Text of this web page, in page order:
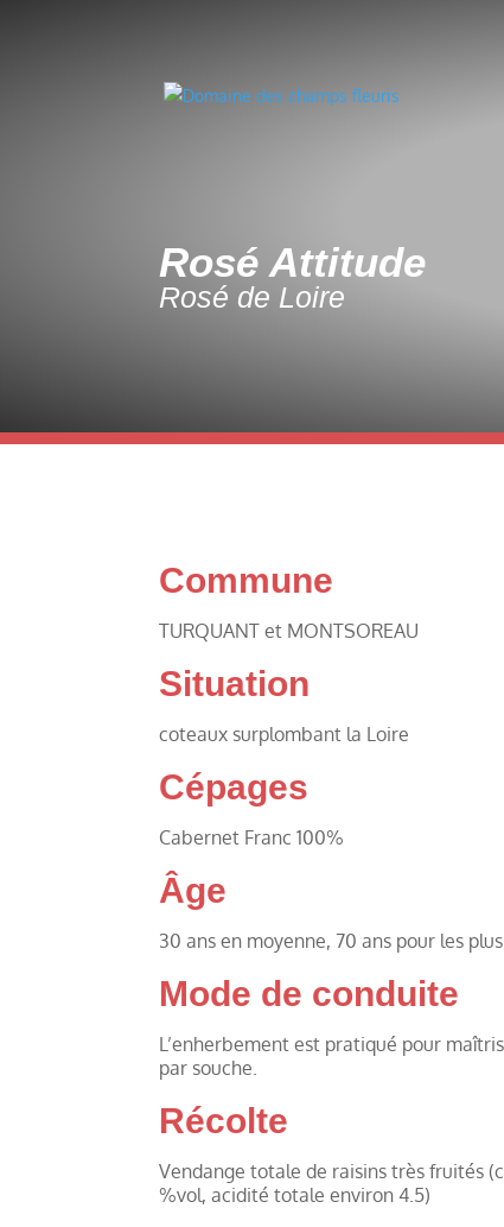
Rosé Attitude
Rosé de Loire
Commune
TURQUANT et MONTSOREAU
Situation
coteaux surplombant la Loire
Cépages
Cabernet Franc 100%
Âge
30 ans en moyenne, 70 ans pour les
Mode de conduite
L’enherbement est pratiqué pour
par souche.
Récolte
Vendange totale de raisins très fruités
%vol, acidité totale environ 4.5)